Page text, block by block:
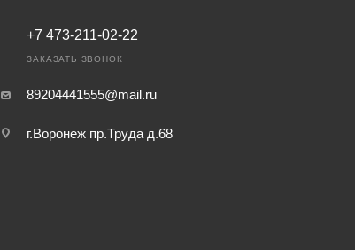
+7 473-211-02-22
ЗАКАЗАТЬ ЗВОНОК
89204441555@mail.ru
г.Воронеж пр.Труда д.68